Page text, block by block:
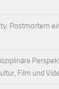
Postmortem
Film und